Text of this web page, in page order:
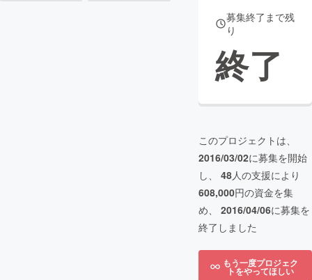
募集終了まで残
り
終了
このプロジェクトは、
2016/03/02に募集を開始
し、 48人の支援により
608,000円の資金を集
め、 2016/04/06に募集を
終了しました
もう一度プロジェク
トをやってほしい